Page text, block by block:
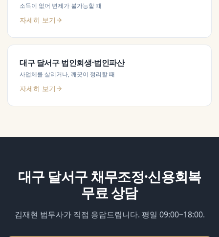
소득이 없어 변제가 불가능할 때
자세히 보기
대구 달서구법인회생·법인파산
사업체를 살리거나, 깨끗이 정리할 때
자세히 보기
대구 달서구채무조정·신용회복
무료 상담
김재현 법무사가 직접 응답드립니다. 평일 09:00~18:00.